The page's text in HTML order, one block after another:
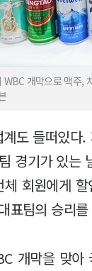
WBC 개막으로 맥주,
도 들떠있다
경기가 있는
회원에게
표팀의 승리
개막을 맞